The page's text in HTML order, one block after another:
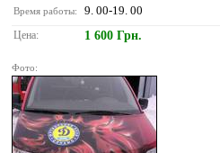
Время работы: 9. 00-19. 00
Цена: 1 600 Грн.
Фото: